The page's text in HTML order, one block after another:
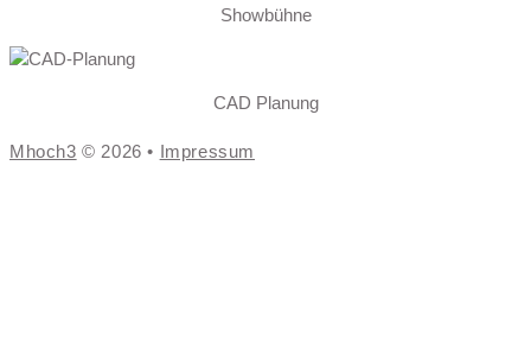
Showbühne
CAD Planung
Mhoch3 © 2026 • Impressum